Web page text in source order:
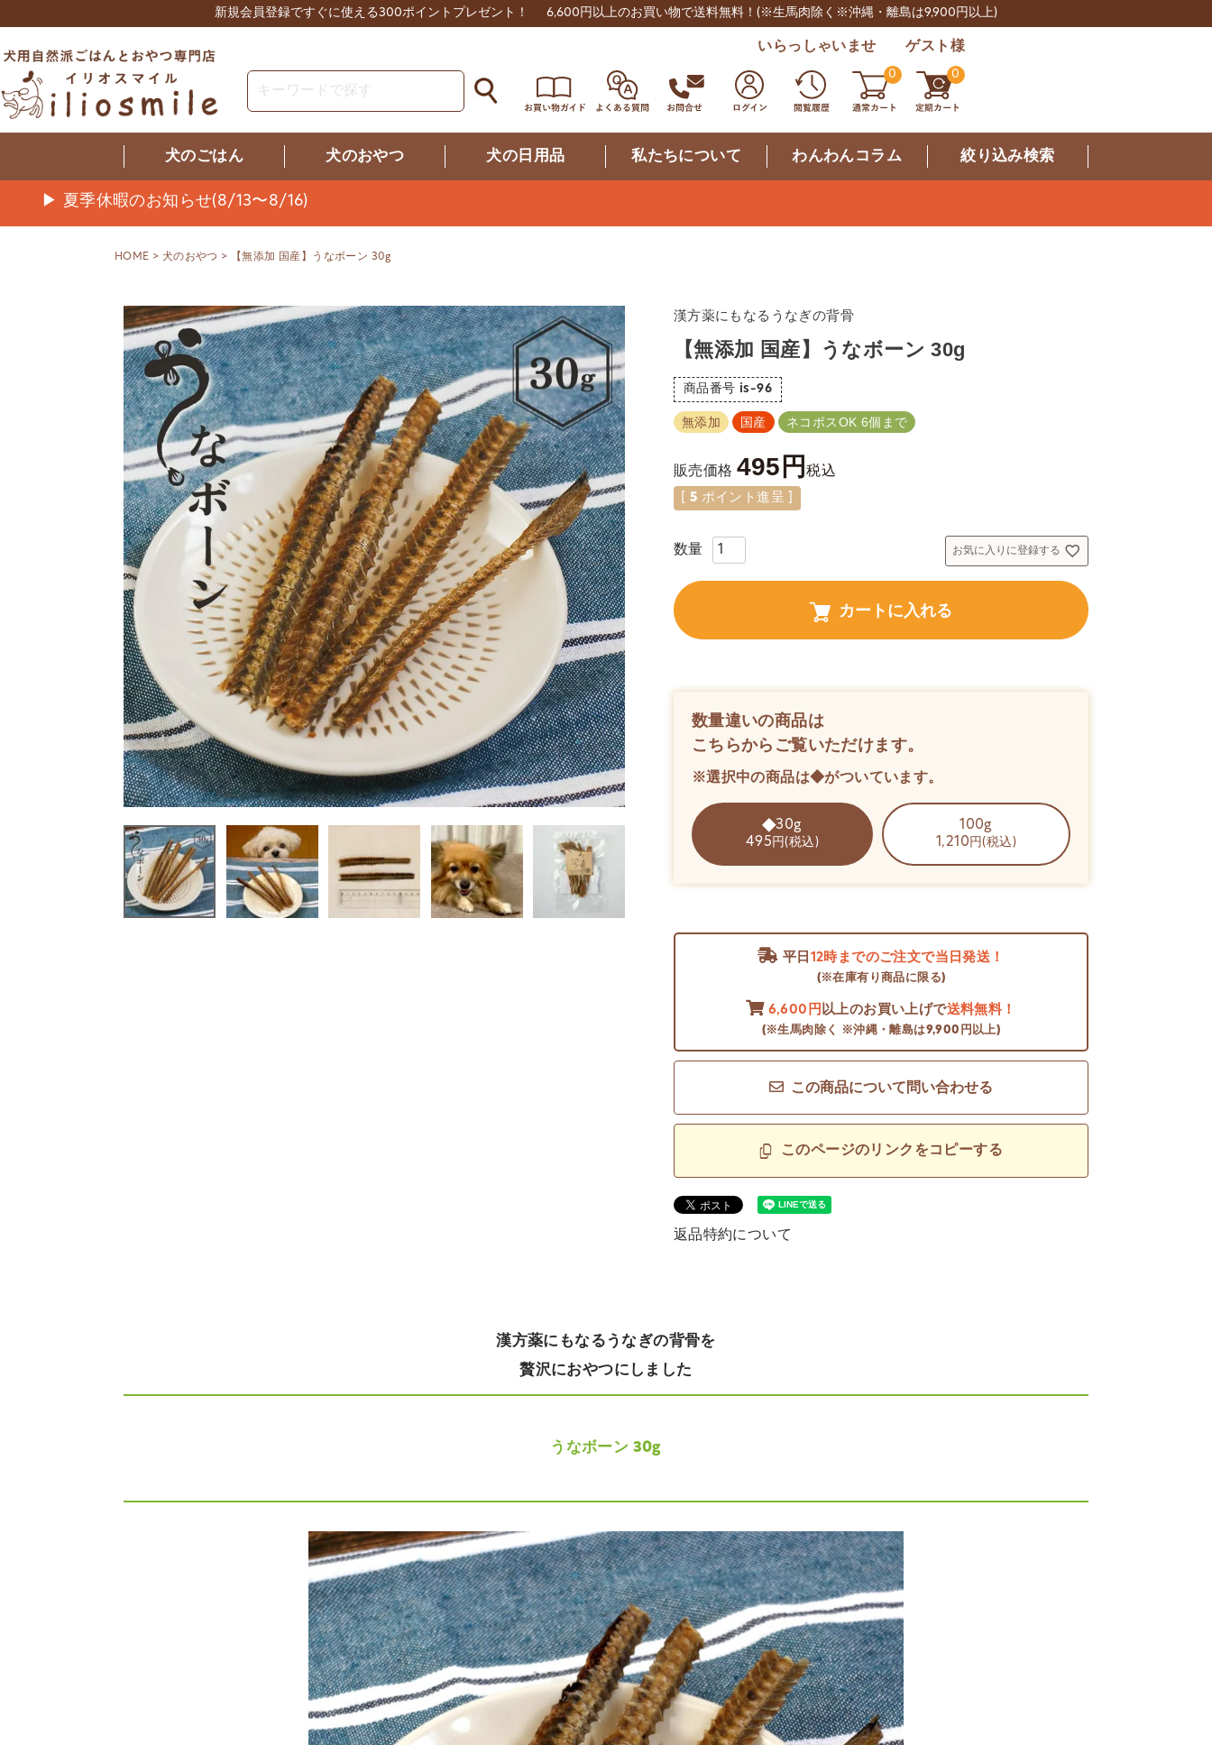
新規会員登録ですぐに使える300ポイントプレゼント！ 6,600円以上のお買い物で送料無料！ (※生馬肉除く※沖縄・離島は9,900円以上)
いらっしゃいませ ゲスト様
0 0
犬のごはん 犬のおやつ 犬の日用品 私たちについて わんわんコラム 絞り込み検索
▶ 夏季休暇のお知らせ(8/13〜8/16)
HOME 犬のおやつ 【無添加 国産】うなボーン 30g
漢方薬にもなるうなぎの背骨
【無添加 国産】うなボーン 30g
商品番号 is-96
無添加 国産 ネコポスOK 6個まで
販売価格 495 税込
5 ポイント進呈 ]
お気に入りに登録する
カートに入れる
数量違いの商品は
こちらからご覧いただけます。
※選択中の商品は◆がついています。
30g
495 円(税込)
100g
1,210 円(税込)
平日 12時までのご注文で当日発送！
(※在庫有り商品に限る)
6,600円以上のお買い上げで送料無料！
(※生馬肉除く ※沖縄・離島は9,900円以上)
この商品について問い合わせる
このページのリンクをコピーする
返品特約について
漢方薬にもなるうなぎの背骨を
贅沢におやつにしました
うなボーン 30g